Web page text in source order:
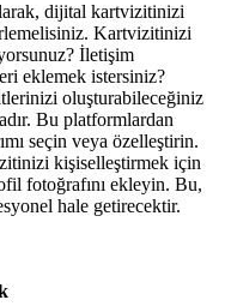
dijital kartvizitinizi
Kartvizitinizi
İletişim
eklemek istersiniz?
oluşturabileceğiniz
Bu platformlardan
seçin veya özelleştirin.
kişiselleştirmek için
fotoğrafını ekleyin. Bu,
hale getirecektir.